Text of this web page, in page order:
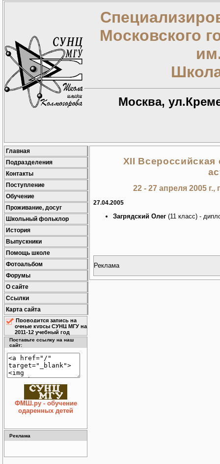
Московского
Москва,
Главная
Подразделения
Контакты
Поступление
Обучение
Проживание, досуг
Школьный фольклор
История
Выпускники
Помощь школе
Фотоальбом
Форумы
О сайте
Ссылки
Карта сайта
Проводится запись на
очные курсы СУНЦ МГУ на
2011-12 учебный год
Поставьте ссылку на наш
сайт:
ФМШ.ру - обучение
одаренных детей
Реклама
XII
22 - 27 апреля 2005
27.04.2005
Загрядский Олег (11 класс) -
Реклама